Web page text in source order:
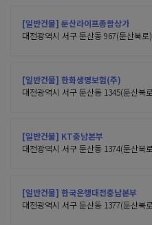
[일반건물] 둔산라이프종합상가
대전광역시 서구 둔산동 967(둔산북로)
[일반건물] 한화생명보험(주)
대전광역시 서구 둔산동 1345(둔산북
[일반건물] KT충남본부
대전광역시 서구 둔산동 1374(둔산북
[일반건물] 한국은행대전충남본부
대전광역시 서구 둔산동 1377(둔산북